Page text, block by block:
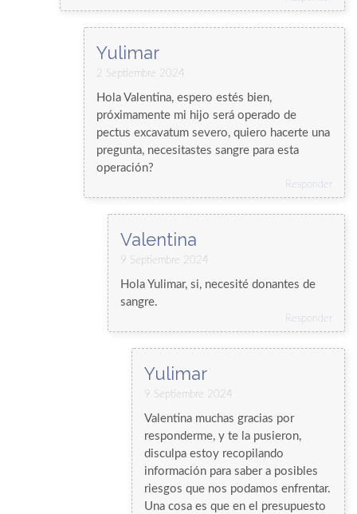
Yulimar
2 Septiembre 2024
Hola Valentina, espero estés bien,
próximamente mi hijo será operado de
pectus excavatum severo, quiero hacerte una
pregunta, necesitastes sangre para esta
operación?
Responder
Valentina
9 Septiembre 2024
Hola Yulimar, si, necesité donantes de
sangre.
Responder
Yulimar
9 Septiembre 2024
Valentina muchas gracias por
responderme, y te la pusieron,
disculpa estoy recopilando
información para saber a posibles
riesgos que nos podamos enfrentar.
Una cosa es que en el presupuesto